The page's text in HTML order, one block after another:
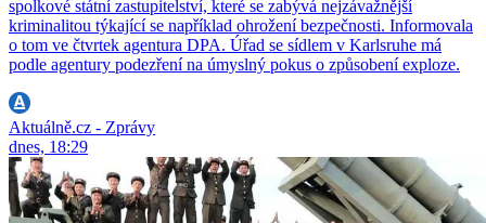
spolkové státní zastupitelství, které se zabývá nejzávažnější
kriminalitou týkající se například ohrožení bezpečnosti. Informovala
o tom ve čtvrtek agentura DPA. Úřad se sídlem v Karlsruhe má
podle agentury podezření na úmyslný pokus o způsobení exploze.
Aktuálně.cz - Zprávy
dnes, 18:29